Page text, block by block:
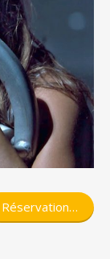
Réservation…